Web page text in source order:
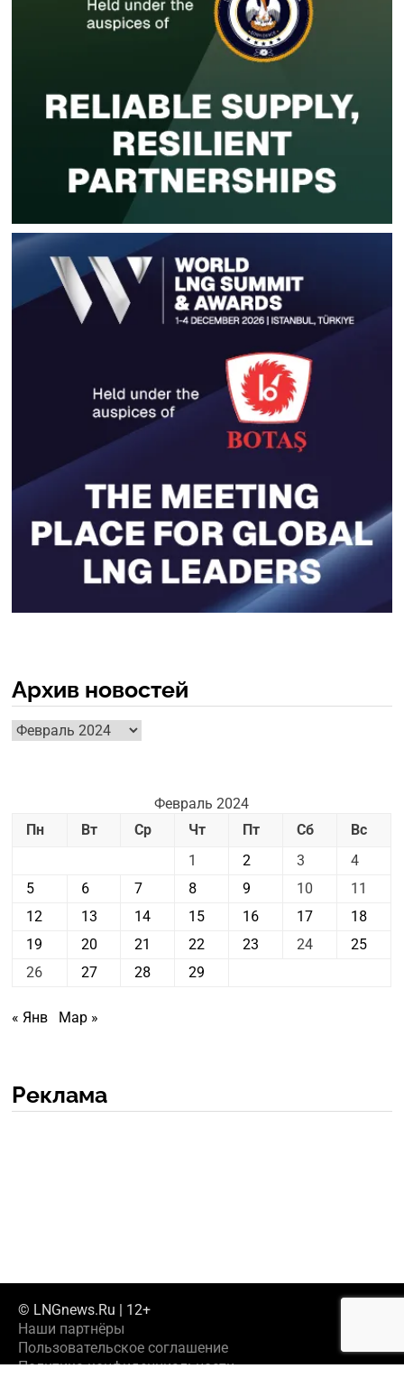
Архив новостей
Архив
новостей
Февраль 2024
Пн
Вт Ср Чт Пт Сб
Вс
1
2 3
4
5
6 7 8 9 10
11
12
13 14 15 16 17
18
19
20 21 22 23 24
25
26
27 28 29
« Янв Мар »
Реклама
© LNGnews.Ru | 12+
Наши партнёры
Пользовательское соглашение
Политика конфиденциальности